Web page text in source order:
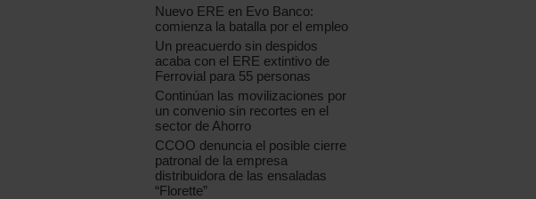
Nuevo ERE en Evo Banco:
comienza la batalla por el empleo
Un preacuerdo sin despidos
acaba con el ERE extintivo de
Ferrovial para 55 personas
Continúan las movilizaciones por
un convenio sin recortes en el
sector de Ahorro
CCOO denuncia el posible cierre
patronal de la empresa
distribuidora de las ensaladas
“Florette”